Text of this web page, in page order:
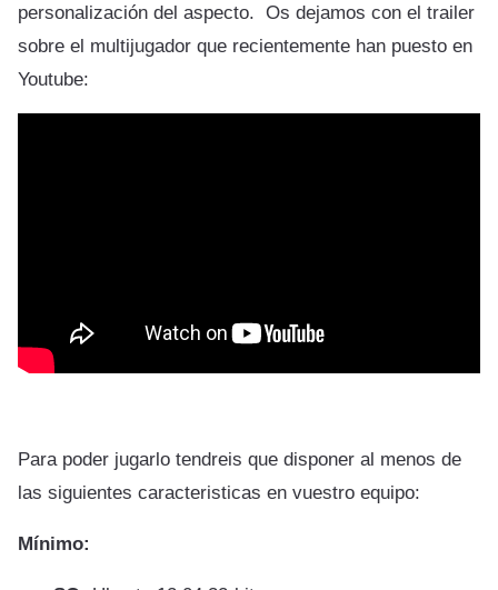
personalización del aspecto. Os dejamos con el trailer
sobre el multijugador que recientemente han puesto en
Youtube:
Para poder jugarlo tendreis que disponer al menos de
las siguientes caracteristicas en vuestro equipo:
Mínimo: